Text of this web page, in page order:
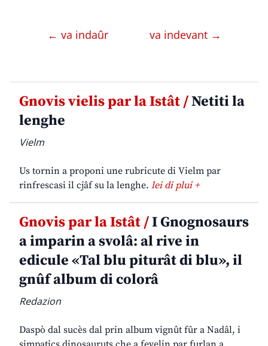
← va indaûr va indevant →
Gnovis vielis par la Istât /Netiti la
lenghe
Vielm
Us tornin a proponi une rubricute di Vielm par
rinfrescasi il cjâf su la lenghe. lei di plui +
Gnovis par la Istât /I Gnognosaurs
a imparin a svolâ: al rive in
edicule «Tal blu piturât di blu», il
gnûf album di colorâ
Redazion
Daspò dal sucès dal prin album vignût fûr a Nadâl, i